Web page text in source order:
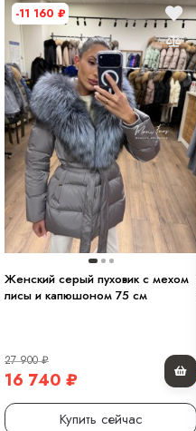
-11 160 ₽
Женский серый пуховик с мехом
лисы и капюшоном 75 см
27 900₽
16 740 ₽
Купить сейчас